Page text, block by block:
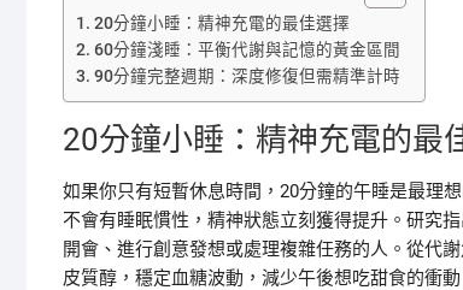
20分鐘小睡：精神充電的最佳選擇
60分鐘淺睡：平衡代謝與記憶的黃金區間
90分鐘完整週期：深度修復但需精準計時
20分鐘小睡：精神充電的最
如果你只有短暫休息時間，20分鐘的午睡是最理
不會有睡眠慣性，精神狀態立刻獲得提升。研究
開會、進行創意發想或處理複雜任務的人。從代
皮質醇，穩定血糖波動，減少午後想吃甜食的衝